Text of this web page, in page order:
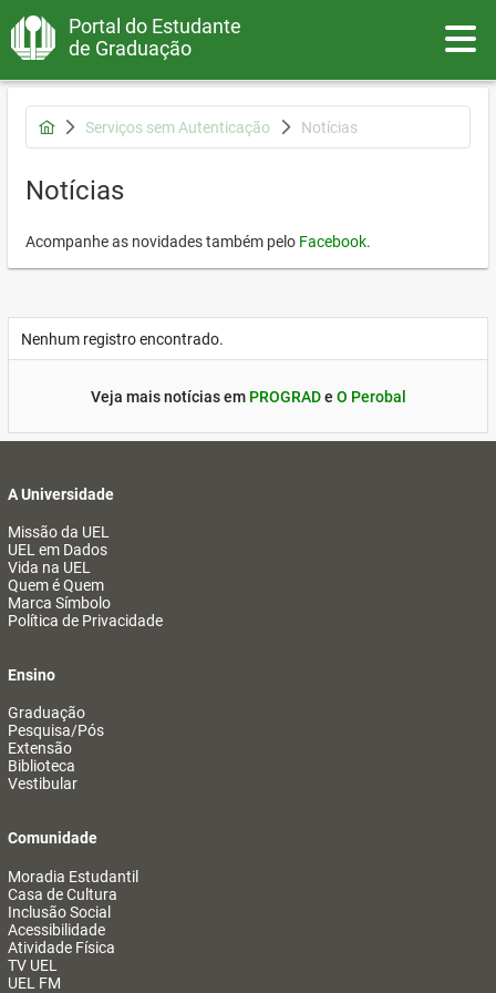
Portal do Estudante
de Graduação
Serviços sem Autenticação Notícias
Notícias
Acompanhe as novidades também pelo Facebook.
Nenhum registro encontrado.
Veja mais notícias em PROGRADe O Perobal
A Universidade
Missão da UEL
UEL em Dados
Vida na UEL
Quem é Quem
Marca Símbolo
Política de Privacidade
Ensino
Graduação
Pesquisa/Pós
Extensão
Biblioteca
Vestibular
Comunidade
Moradia Estudantil
Casa de Cultura
Inclusão Social
Acessibilidade
Atividade Física
TV UEL
UEL FM